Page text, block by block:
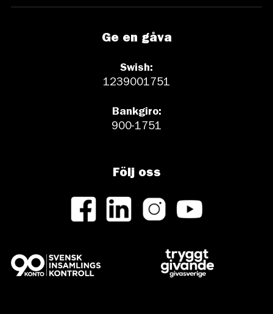
Ge en gåva
Swish:
1239001751
Bankgiro:
900-1751
Följ oss